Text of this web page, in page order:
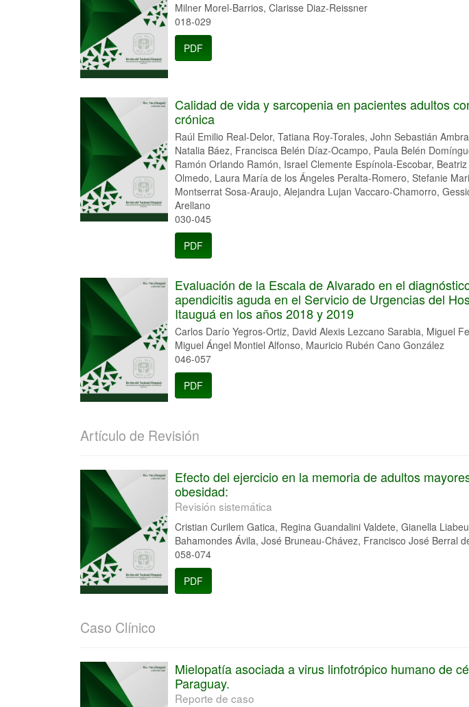
Milner Morel-Barrios, Clarisse Diaz-Reissner
018-029
PDF
Calidad de vida y sarcopenia en pacientes adultos
crónica
Raúl Emilio Real-Delor, Tatiana Roy-Torales, John Sebastián
Natalia Báez, Francisca Belén Díaz-Ocampo, Paula Belén
Ramón Orlando Ramón, Israel Clemente Espínola-Escobar,
Olmedo, Laura María de los Ángeles Peralta-Romero, Stefanie
Montserrat Sosa-Araujo, Alejandra Lujan Vaccaro-Chamorro,
Arellano
030-045
PDF
Evaluación de la Escala de Alvarado en el
apendicitis aguda en el Servicio de Urgencias del
Itauguá en los años 2018 y 2019
Carlos Darío Yegros-Ortiz, David Alexis Lezcano Sarabia, Miguel
Miguel Ángel Montiel Alfonso, Mauricio Rubén Cano González
046-057
PDF
Artículo de Revisión
Efecto del ejercicio en la memoria de adultos
obesidad:
Revisión sistemática
Cristian Curilem Gatica, Regina Guandalini Valdete, Gianella
Bahamondes Ávila, José Bruneau-Chávez, Francisco José Berral
058-074
PDF
Caso Clínico
Mielopatía asociada a virus linfotrópico humano de
Paraguay.
Reporte de caso